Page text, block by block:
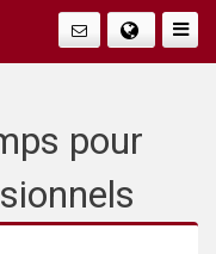
Faire
pour